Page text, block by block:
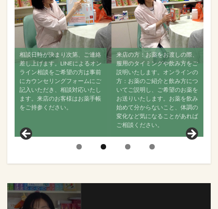
日時が決まり次第、ご連絡
上げます。LINEによるオン
ン相談をご希望の方は事前
ウンセリングフォームにご
いただき、相談対応いたし
。来店のお客様はお薬手帳
持参ください。
来店の方：お薬をお渡しの際、
服用のタイミングや飲み方をご
説明いたします。オンラインの
方：お薬のご紹介と飲み方につ
いてご説明し、ご希望のお薬を
お送りいたします。お薬を飲み
始めて分からないこと、体調の
変化など気になることがあれば
ご相談ください。
すべて飲み
ご相談くだ
ンラインで
なるべく経
い。お薬が
で何か変化
か、舌の状
聞きし、そ